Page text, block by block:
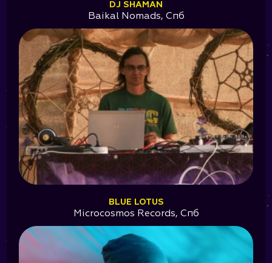
DJ SHAMAN
Baikal Nomads, Спб
BLUE LOTUS
Microcosmos Records, Спб